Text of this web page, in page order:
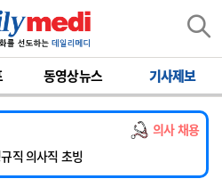
동영상뉴스 기사제보
의사 채용
모집
집
[동국대학교 경주병원] 내과(소화기, 심장, 내분비), 소아청소년과, 외과, 심장혈관흉부외과, 이비인후과, 병리과 교원 초빙
직 의사직 초빙
료교수 모집 공고